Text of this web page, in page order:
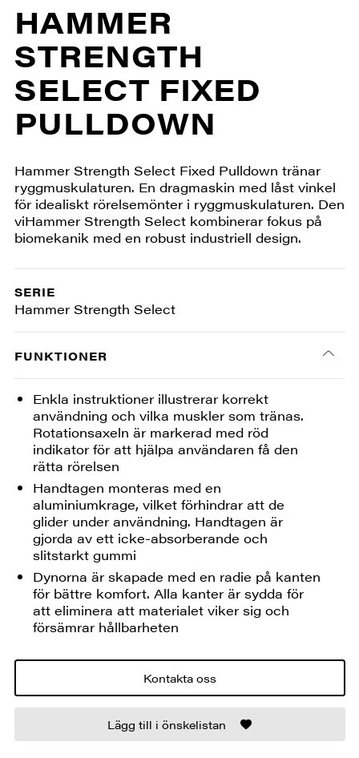
HAMMER
STRENGTH
SELECT FIXED
PULLDOWN
Hammer Strength Select Fixed Pulldown tränar
ryggmuskulaturen. En dragmaskin med låst vinkel
för idealiskt rörelsemönter i ryggmuskulaturen. Den
viHammer Strength Select kombinerar fokus på
biomekanik med en robust industriell design.
SERIE
Hammer Strength Select
FUNKTIONER
Enkla instruktioner illustrerar korrekt
användning och vilka muskler som tränas.
Rotationsaxeln är markerad med röd
indikator för att hjälpa användaren få den
rätta rörelsen
Handtagen monteras med en
aluminiumkrage, vilket förhindrar att de
glider under användning. Handtagen är
gjorda av ett icke-absorberande och
slitstarkt gummi
Dynorna är skapade med en radie på kanten
för bättre komfort. Alla kanter är sydda för
att eliminera att materialet viker sig och
försämrar hållbarheten
Kontakta oss
Lägg till i önskelistan